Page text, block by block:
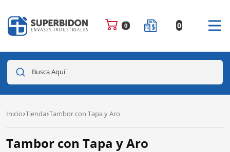
0 0
Busca Aquí
Inicio Tienda Tambor con Tapa y Aro
Tambor con Tapa y Aro